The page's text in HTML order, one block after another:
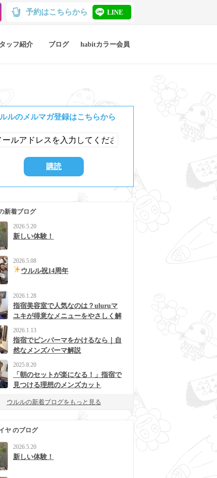
予約はこちらから LINE
ッフ紹介 ブログ habitカラー会員
ルのメルマガ登録はこちらから
新着ブログ
2026.5.20
新しい体験！
2026.5.08
ウルル祝14周年
2026.1.28
指宿美容室で人気なのは？uluruマ
ユキが得意なメニューをやさしく解
2026.1.13
指宿でピンパーマをかけるなら｜自
然なメンズパーマ解説
2025.8.20
「朝のセットが楽になる！」指宿で
見つける理想のメンズカット
ウルルの新着ブログをもっと見る
ヤ のブログ
2026.5.20
新しい体験！